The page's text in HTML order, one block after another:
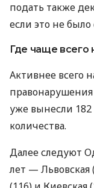
подать также
если это не
Где чаще
Активнее всего
уже вынесли 182
количества.
Далее следуют
лет — Львовская